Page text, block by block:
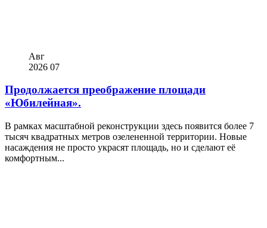
Авг
2026 07
Продолжается преображение площади
«Юбилейная».
В рамках масштабной реконструкции здесь появится более 7
тысяч квадратных метров озелененной территории. Новые
насаждения не просто украсят площадь, но и сделают её
комфортным...